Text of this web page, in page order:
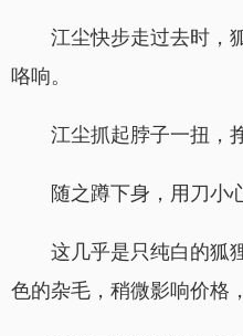
江尘快步走过去时，
咯响。
江尘抓起脖子一扭，
随之蹲下身，用刀小
这几乎是只纯白的狐
色的杂毛，稍微影响价格